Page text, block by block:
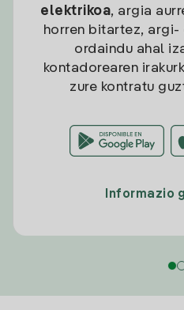
elektrikoa, argia
horren bitartez,
ordaindu ahal
kontadorearen
zure kontratu
Informazio